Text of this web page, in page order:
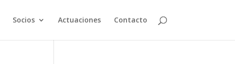
Socios Actuaciones Contacto